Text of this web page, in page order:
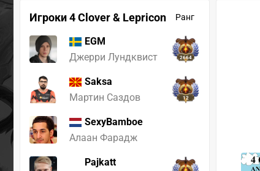
Игроки 4 Clover & Lepricon Ранг
EGM
Джерри Лундквист
2664
Saksa
Мартин Саздов
12
SexyBamboe
Алаан Фарадж
Pajkatt